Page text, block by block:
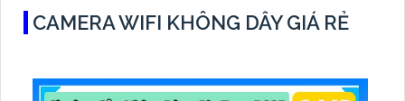
CAMERA WIFI KHÔNG DÂY GIÁ RẺ